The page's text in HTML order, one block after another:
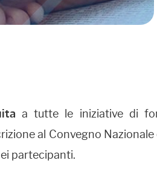
a tutte le iniziative di
al Convegno
partecipanti.